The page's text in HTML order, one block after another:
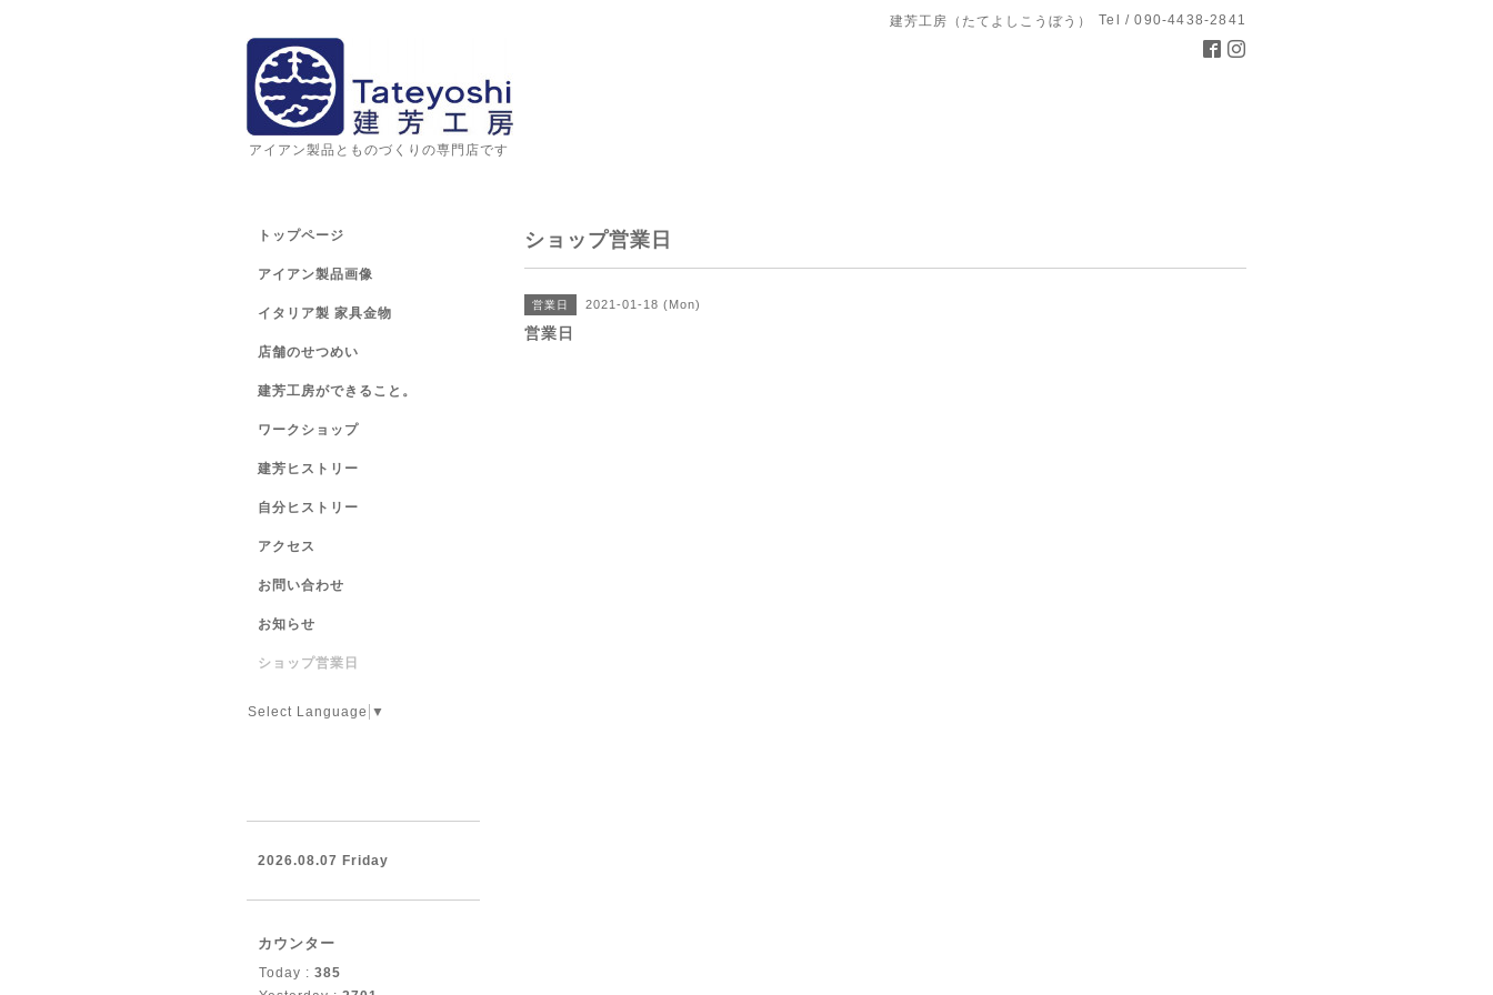
建芳工房（たてよしこうぼう） Tel / 090-4438-2841
アイアン製品とものづくりの専門店です
ショップ営業日
営業日 2021-01-18 (Mon)
営業日
トップページ
アイアン製品画像
イタリア製 家具金物
店舗のせつめい
建芳工房ができること。
ワークショップ
建芳ヒストリー
自分ヒストリー
アクセス
お問い合わせ
お知らせ
ショップ営業日
Select Language ▼
2026.08.07 Friday
カウンター
Today : 385